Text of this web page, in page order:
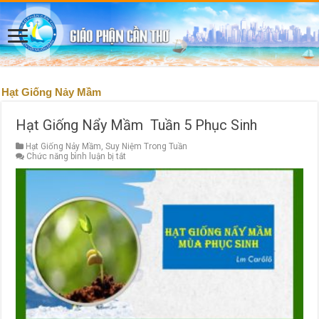
Hạt Giống Nảy Mầm
Hạt Giống Nẩy Mầm Tuần 5 Phục Sinh
Hạt Giống Nảy Mầm ,Suy Niệm Trong Tuần
Chức năng bình luận bị tắt
Giống
Nẩy
Mầm
Tuần
5
Phục
Sinh